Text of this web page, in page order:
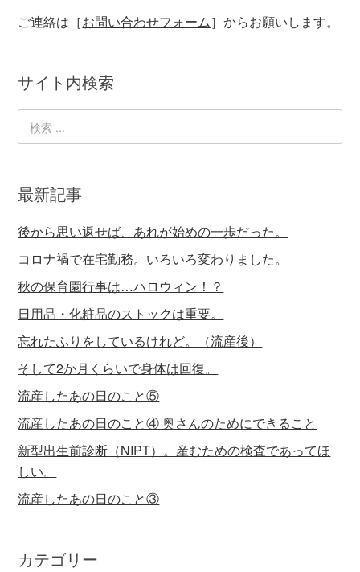
ご連絡は［お問い合わせフォーム］からお願いします。
サイト内検索
最新記事
後から思い返せば、あれが始めの一歩だった。
コロナ禍で在宅勤務。いろいろ変わりました。
秋の保育園行事は…ハロウィン！？
日用品・化粧品のストックは重要。
忘れたふりをしているけれど。（流産後）
そして2か月くらいで身体は回復。
流産したあの日のこと⑤
流産したあの日のこと④ 奥さんのためにできること
新型出生前診断（NIPT）。産むための検査であってほ
しい。
流産したあの日のこと③
カテゴリー